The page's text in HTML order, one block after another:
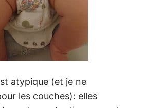
atypique (et je ne
les couches): elles